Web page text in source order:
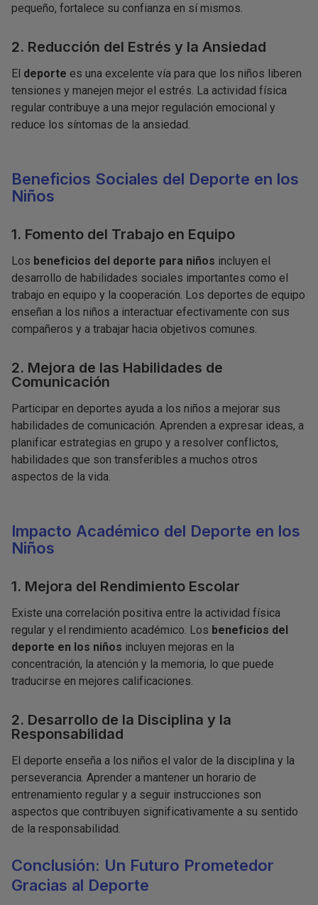
pequeño, fortalece su confianza en sí mismos.
2. Reducción del Estrés y la Ansiedad
El deporte es una excelente vía para que los niños liberen
tensiones y manejen mejor el estrés. La actividad física
regular contribuye a una mejor regulación emocional y
reduce los síntomas de la ansiedad.
Beneficios Sociales del Deporte en los
Niños
1. Fomento del Trabajo en Equipo
Los beneficios del deporte para niños incluyen el
desarrollo de habilidades sociales importantes como el
trabajo en equipo y la cooperación. Los deportes de equipo
enseñan a los niños a interactuar efectivamente con sus
compañeros y a trabajar hacia objetivos comunes.
2. Mejora de las Habilidades de
Comunicación
Participar en deportes ayuda a los niños a mejorar sus
habilidades de comunicación. Aprenden a expresar ideas, a
planificar estrategias en grupo y a resolver conflictos,
habilidades que son transferibles a muchos otros
aspectos de la vida.
Impacto Académico del Deporte en los
Niños
1. Mejora del Rendimiento Escolar
Existe una correlación positiva entre la actividad física
regular y el rendimiento académico. Los beneficios del
deporte en los niños incluyen mejoras en la
concentración, la atención y la memoria, lo que puede
traducirse en mejores calificaciones.
2. Desarrollo de la Disciplina y la
Responsabilidad
El deporte enseña a los niños el valor de la disciplina y la
perseverancia. Aprender a mantener un horario de
entrenamiento regular y a seguir instrucciones son
aspectos que contribuyen significativamente a su sentido
de la responsabilidad.
Conclusión: Un Futuro Prometedor
Gracias al Deporte